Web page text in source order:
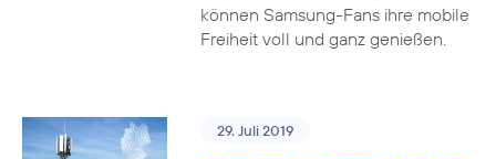
können Samsung-Fans ihre mobile
Freiheit voll und ganz genießen.
29. Juli 2019